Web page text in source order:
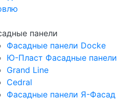
панели
Фасадные панели Docke
Ю-Пласт Фасадные панели
Grand Line
Cedral
Фасадные панели Я-Фасад